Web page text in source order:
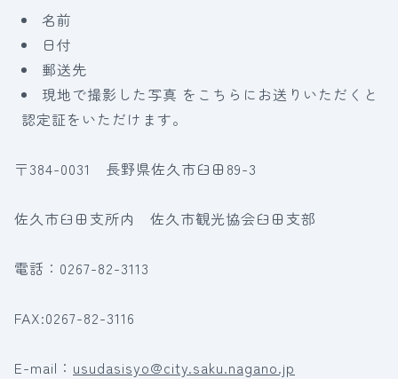
名前
日付
郵送先
現地で撮影した写真 をこちらにお送りいただくと
認定証をいただけます。
〒384-0031 長野県佐久市臼田89-3
佐久市臼田支所内 佐久市観光協会臼田支部
電話：0267-82-3113
FAX:0267-82-3116
E-mail： usudasisyo@city.saku.nagano.jp